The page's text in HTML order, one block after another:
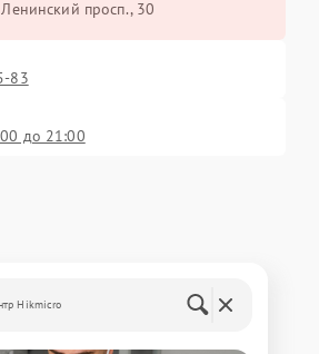
просп., 30
83
до 21:00
Hikmicro